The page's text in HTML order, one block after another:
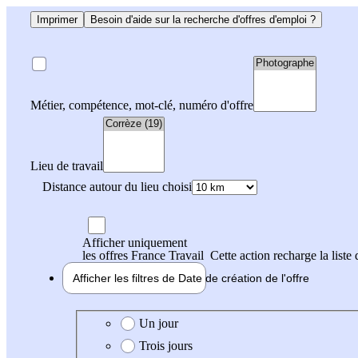
Imprimer Besoin d'aide sur la recherche d'offres d'emploi ?
Métier, compétence, mot-clé, numéro d'offre
Lieu de travail
Distance autour du lieu choisi
Afficher uniquement
les offres France Travail Cette action recharge la liste
Afficher les filtres de Date de création de l'offre
Date de création de l'offre
Un jour
Trois jours